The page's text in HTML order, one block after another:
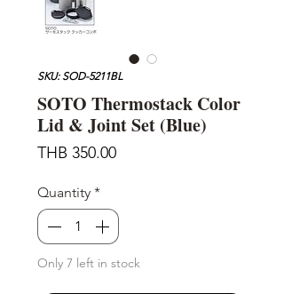
SKU: SOD-5211BL
SOTO Thermostack Color
Lid & Joint Set (Blue)
THB 350.00Price
Quantity *
Only 7 left in stock